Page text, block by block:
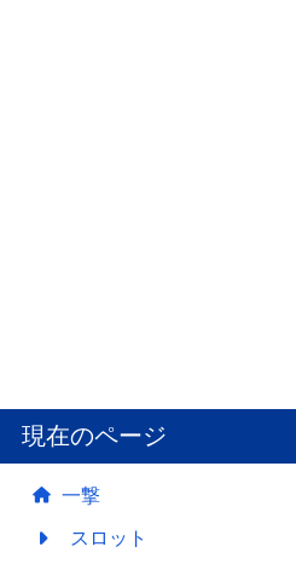
現在のページ
一撃
スロット